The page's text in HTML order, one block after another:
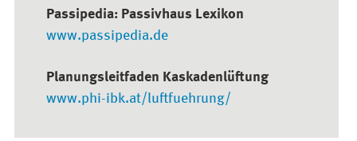
Passipedia: Passivhaus Lexikon
www.passipedia.de
Planungsleitfaden Kaskadenlüftung
www.phi-ibk.at/luftfuehrung/